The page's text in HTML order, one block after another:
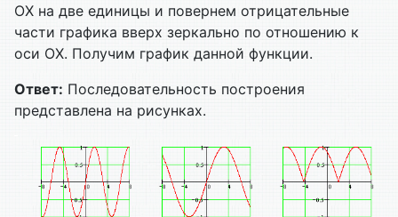
ОХ на две единицы и повернем отрицательные
части графика вверх зеркально по отношению к
оси ОХ. Получим график данной функции.
Ответ: Последовательность построения
представлена на рисунках.